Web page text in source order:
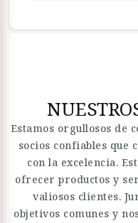
Estamos orgullosos de
socios confiables que
con la excelencia.
ofrecer productos y
valiosos clientes.
objetivos comunes y